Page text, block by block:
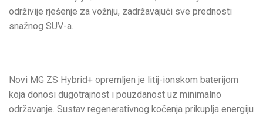
održivije rješenje za vožnju, zadržavajući sve prednosti
snažnog SUV-a.
Novi MG ZS Hybrid+ opremljen je litij-ionskom baterijom
koja donosi dugotrajnost i pouzdanost uz minimalno
održavanje. Sustav regenerativnog kočenja prikuplja energiju